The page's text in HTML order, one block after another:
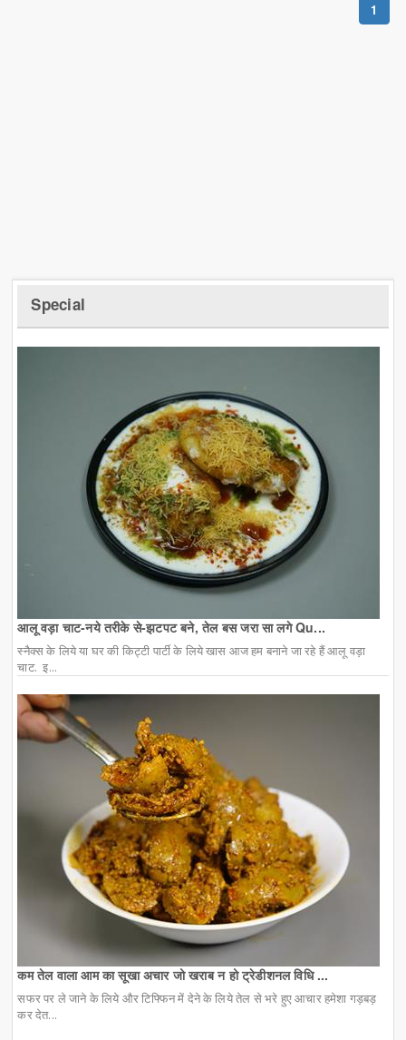
1
Special
आलू वड़ा चाट-नये तरीके से-झटपट बने, तेल बस जरा सा लगे Qu...
स्नैक्स के लिये या घर की किट्टी पार्टी के लिये खास आज हम बनाने जा रहे हैं आलू वड़ा
चाट. इ...
कम तेल वाला आम का सूखा अचार जो खराब न हो ट्रेडीशनल विधि ...
सफर पर ले जाने के लिये और टिफ्फिन में देने के लिये तेल से भरे हुए आचार हमेशा गड़बड़
कर देत...